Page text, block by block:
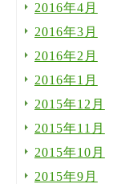
2016年4月
2016年3月
2016年2月
2016年1月
2015年12月
2015年11月
2015年10月
2015年9月